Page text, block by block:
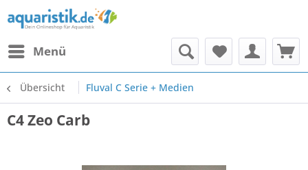
Menü
Übersicht Fluval C Serie + Medien
C4 Zeo Carb